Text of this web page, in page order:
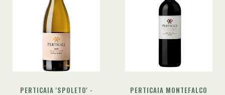
PERTICAIA 'SPOLETO' -
PERTICAIA MONTEFALCO